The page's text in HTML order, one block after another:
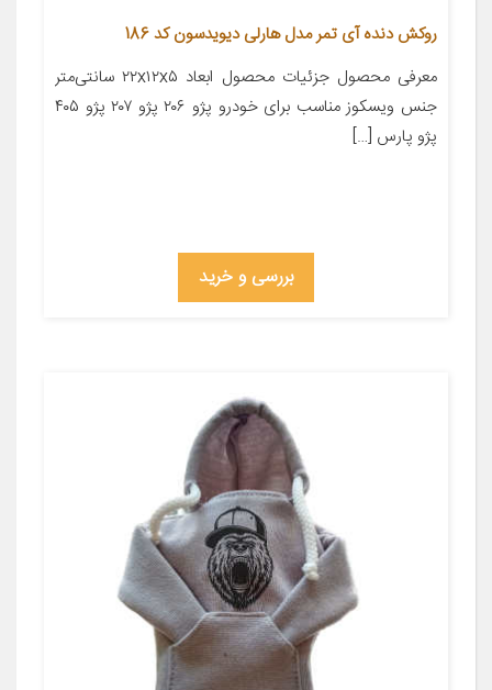
روکش دنده آی تمر مدل هارلی دیویدسون کد 186
معرفی محصول جزئیات محصول ابعاد ۲۲x۱۲x۵ سانتی‌متر
جنس ویسکوز مناسب برای خودرو پژو ۲۰۶ پژو ۲۰۷ پژو ۴۰۵
پژو پارس […]
بررسی و خرید